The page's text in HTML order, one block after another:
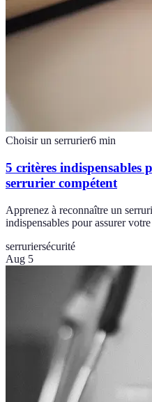
Choisir un serrurier6 min
5 critères indispensables
serrurier compétent
Apprenez à reconnaître un
indispensables pour assurer
serruriersécurité
Aug 5